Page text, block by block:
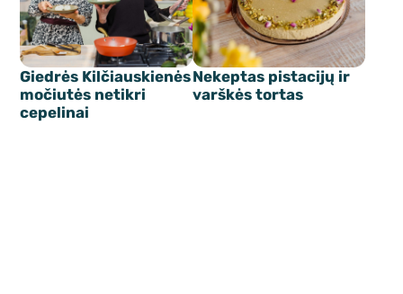
Giedrės Kilčiauskienės
močiutės netikri
cepelinai
Nekeptas pistacijų ir
varškės tortas